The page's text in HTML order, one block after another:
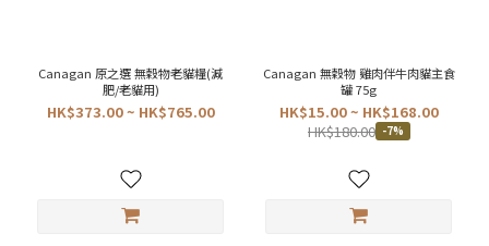
Canagan 原之選 無穀物老貓糧(減
肥/老貓用)
HK$373.00 ~ HK$765.00
Canagan 無穀物 雞肉伴牛肉貓主食
罐 75g
HK$15.00 ~ HK$168.00
HK$180.00 -7%